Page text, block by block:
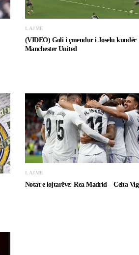
LAJME
(VIDEO) Goli i çmendur i Joselu kundër
Manchester United
LAJME
Notat e lojtarëve: Rea Madrid – Celta